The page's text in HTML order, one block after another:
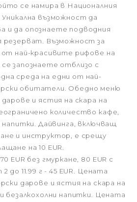
се намира в Националния
възможност да
и да опознаете подводния
резерват. Възможност за
от най-красивите рифове на
запознаете отблизо с
среда на едни от най-
обитатели. Обедно меню
и ястия на скара на
количество кафе,
напитки. Дайвинга, включващ
и инструктор, е срещу
на 10 EUR.
EUR без гмуркане, 80 EUR с
до 11.99 г - 45 EUR. Цената
дарове и ястия на скара на
безалкохолни напитки. Цената